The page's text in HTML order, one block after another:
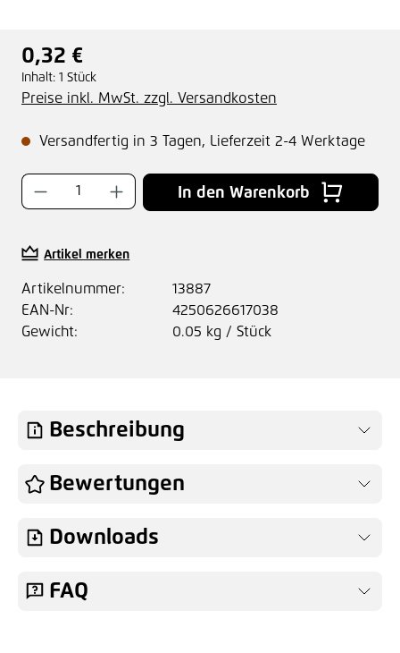
Regulärer Preis:
0,32 €
Inhalt: 1 Stück
Preise inkl. MwSt. zzgl. Versandkosten
Versandfertig in 3 Tagen, Lieferzeit 2-4 Werktage
Produkt Anzahl: Gib den gewünschten
In den Warenkorb
Artikel merken
Artikelnummer:
13887
EAN-Nr:
4250626617038
Gewicht:
0.05 kg / Stück
Beschreibung
Bewertungen
Downloads
FAQ